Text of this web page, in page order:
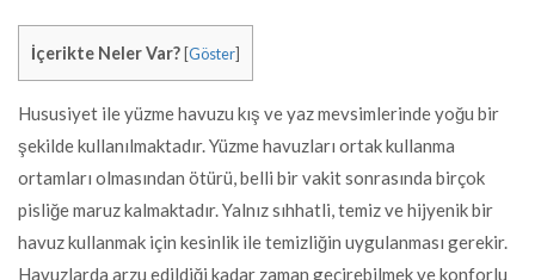
İçerikte Neler Var? [Göster]
Hususiyet ile yüzme havuzu kış ve yaz mevsimlerinde yoğu bir
şekilde kullanılmaktadır. Yüzme havuzları ortak kullanma
ortamları olmasından ötürü, belli bir vakit sonrasında birçok
pisliğe maruz kalmaktadır. Yalnız sıhhatli, temiz ve hijyenik bir
havuz kullanmak için kesinlik ile temizliğin uygulanması gerekir.
Havuzlarda arzu edildiği kadar zaman geçirebilmek ve konforlu